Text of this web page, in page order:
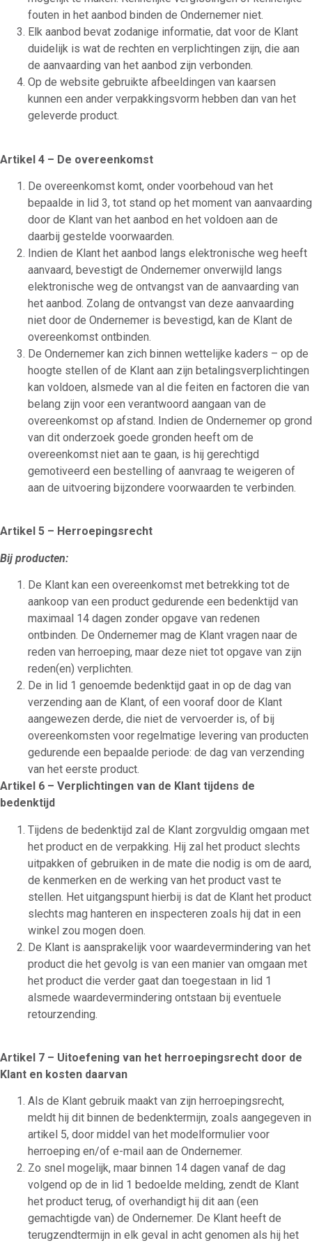
fouten in het aanbod binden de Ondernemer niet.
Elk aanbod bevat zodanige informatie, dat voor de Klant
duidelijk is wat de rechten en verplichtingen zijn, die aan
de aanvaarding van het aanbod zijn verbonden.
Op de website gebruikte afbeeldingen van kaarsen
kunnen een ander verpakkingsvorm hebben dan van het
geleverde product.
Artikel 4 – De overeenkomst
De overeenkomst komt, onder voorbehoud van het
bepaalde in lid 3, tot stand op het moment van aanvaarding
door de Klant van het aanbod en het voldoen aan de
daarbij gestelde voorwaarden.
Indien de Klant het aanbod langs elektronische weg heeft
aanvaard, bevestigt de Ondernemer onverwijld langs
elektronische weg de ontvangst van de aanvaarding van
het aanbod. Zolang de ontvangst van deze aanvaarding
niet door de Ondernemer is bevestigd, kan de Klant de
overeenkomst ontbinden.
De Ondernemer kan zich binnen wettelijke kaders – op de
hoogte stellen of de Klant aan zijn betalingsverplichtingen
kan voldoen, alsmede van al die feiten en factoren die van
belang zijn voor een verantwoord aangaan van de
overeenkomst op afstand. Indien de Ondernemer op grond
van dit onderzoek goede gronden heeft om de
overeenkomst niet aan te gaan, is hij gerechtigd
gemotiveerd een bestelling of aanvraag te weigeren of
aan de uitvoering bijzondere voorwaarden te verbinden.
Artikel 5 – Herroepingsrecht
Bij producten:
De Klant kan een overeenkomst met betrekking tot de
aankoop van een product gedurende een bedenktijd van
maximaal 14 dagen zonder opgave van redenen
ontbinden. De Ondernemer mag de Klant vragen naar de
reden van herroeping, maar deze niet tot opgave van zijn
reden(en) verplichten.
De in lid 1 genoemde bedenktijd gaat in op de dag van
verzending aan de Klant, of een vooraf door de Klant
aangewezen derde, die niet de vervoerder is, of bij
overeenkomsten voor regelmatige levering van producten
gedurende een bepaalde periode: de dag van verzending
van het eerste product.
Artikel 6 – Verplichtingen van de Klant tijdens de
bedenktijd
Tijdens de bedenktijd zal de Klant zorgvuldig omgaan met
het product en de verpakking. Hij zal het product slechts
uitpakken of gebruiken in de mate die nodig is om de aard,
de kenmerken en de werking van het product vast te
stellen. Het uitgangspunt hierbij is dat de Klant het product
slechts mag hanteren en inspecteren zoals hij dat in een
winkel zou mogen doen.
De Klant is aansprakelijk voor waardevermindering van het
product die het gevolg is van een manier van omgaan met
het product die verder gaat dan toegestaan in lid 1
alsmede waardevermindering ontstaan bij eventuele
retourzending.
Artikel 7 – Uitoefening van het herroepingsrecht door de
Klant en kosten daarvan
Als de Klant gebruik maakt van zijn herroepingsrecht,
meldt hij dit binnen de bedenktermijn, zoals aangegeven in
artikel 5, door middel van het modelformulier voor
herroeping en/of e-mail aan de Ondernemer.
Zo snel mogelijk, maar binnen 14 dagen vanaf de dag
volgend op de in lid 1 bedoelde melding, zendt de Klant
het product terug, of overhandigt hij dit aan (een
gemachtigde van) de Ondernemer. De Klant heeft de
terugzendtermijn in elk geval in acht genomen als hij het